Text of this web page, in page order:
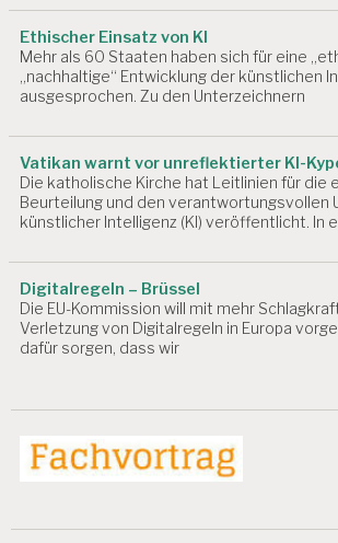
R
B
EI
T
IS
S
E
N
H
A
F
T
U
N
O
Ethischer Einsatz von KI
Mehr als 60 Staaten haben sich für eine
„nachhaltige“ Entwicklung der künstlichen
ausgesprochen. Zu den Unterzeichnern
Vatikan warnt vor unreflektierter KI-
Die katholische Kirche hat Leitlinien für die
Beurteilung und den verantwortungsvollen
künstlicher Intelligenz (KI) veröffentlicht. In
Digitalregeln – Brüssel
Die EU-Kommission will mit mehr
Verletzung von Digitalregeln in Europa
dafür sorgen, dass wir